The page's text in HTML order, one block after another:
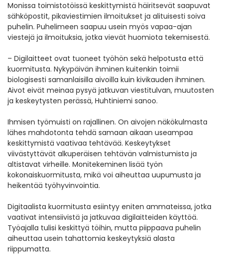
Monissa toimistotöissä keskittymistä häiritsevät saapuvat
sähköpostit, pikaviestimien ilmoitukset ja alituisesti soiva
puhelin. Puhelimeen saapuu usein myös vapaa-ajan
viestejä ja ilmoituksia, jotka vievät huomiota tekemisestä.
– Digilaitteet ovat tuoneet työhön sekä helpotusta että
kuormitusta. Nykypäivän ihminen kuitenkin toimii
biologisesti samanlaisilla aivoilla kuin kivikauden ihminen.
Aivot eivät meinaa pysyä jatkuvan viestitulvan, muutosten
ja keskeytysten perässä, Huhtiniemi sanoo.
Ihmisen työmuisti on rajallinen. On aivojen näkökulmasta
lähes mahdotonta tehdä samaan aikaan useampaa
keskittymistä vaativaa tehtävää. Keskeytykset
viivästyttävät alkuperäisen tehtävän valmistumista ja
altistavat virheille. Monitekeminen lisää työn
kokonaiskuormitusta, mikä voi aiheuttaa uupumusta ja
heikentää työhyvinvointia.
Digitaalista kuormitusta esiintyy eniten ammateissa, jotka
vaativat intensiivistä ja jatkuvaa digilaitteiden käyttöä.
Työajalla tulisi keskittyä töihin, mutta piippaava puhelin
aiheuttaa usein tahattomia keskeytyksiä alasta
riippumatta.